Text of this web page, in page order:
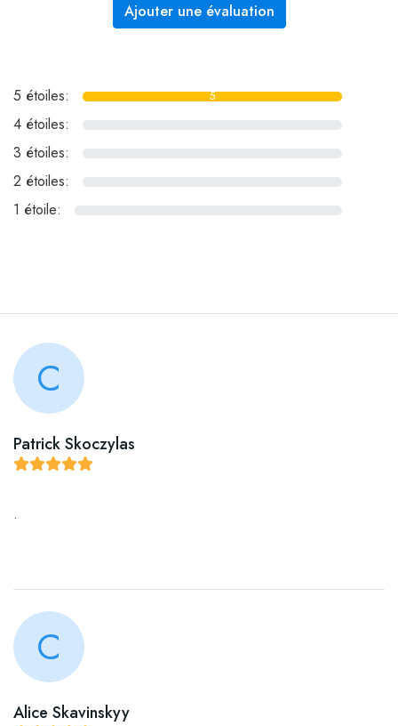
Ajouter une évaluation
5 étoiles: 5
4 étoiles:
3 étoiles:
2 étoiles:
1 étoile:
C
Patrick Skoczylas
.
C
Alice Skavinskyy